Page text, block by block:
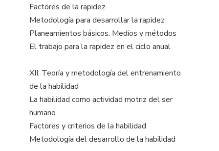
Factores de la rapidez
Metodología para desarrollar la rapidez
Planeamientos básicos. Medios y métodos
El trabajo para la rapidez en el ciclo anual
XII. Teoría y metodología del entrenamiento
de la habilidad
La habilidad como actividad motriz del ser
humano
Factores y criterios de la habilidad
Metodología del desarrollo de la habilidad